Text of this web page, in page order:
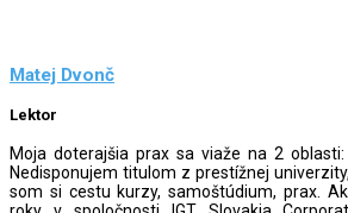
Matej Dvonč
Lektor
Moja doterajšia prax sa viaže na 2
Nedisponujem titulom z prestížnej
som si cestu kurzy, samoštúdium, prax.